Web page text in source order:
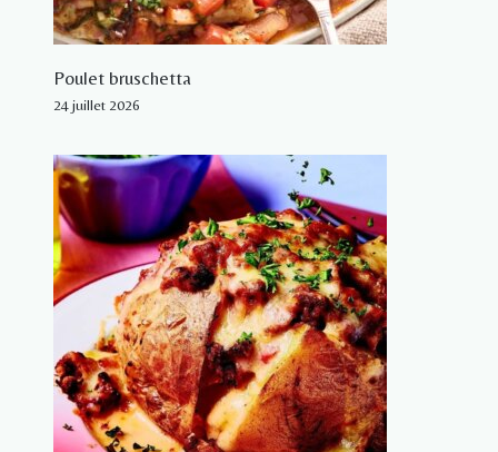
Poulet bruschetta
24 juillet 2026